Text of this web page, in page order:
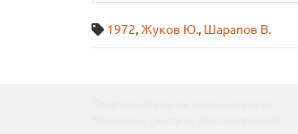
1972,Жуков Ю., Шарапов В.